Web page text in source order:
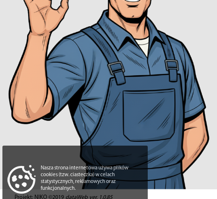
Projekt: NIKO ©2019 dataWeb ver. 1.0.85
Nasza strona internetowa używa plików
cookies (tzw. ciasteczka) w celach
statystycznych, reklamowych oraz
funkcjonalnych.